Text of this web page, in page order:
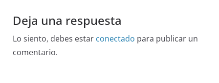
Deja una respuesta
Lo siento, debes estar conectado para publicar un
comentario.